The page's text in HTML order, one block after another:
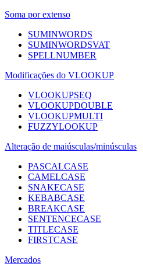
Soma por extenso
SUMINWORDS
SUMINWORDSVAT
SPELLNUMBER
Modificações do VLOOKUP
VLOOKUPSEQ
VLOOKUPDOUBLE
VLOOKUPMULTI
FUZZYLOOKUP
Alteração de maiúsculas/minúsculas
PASCALCASE
CAMELCASE
SNAKECASE
KEBABCASE
BREAKCASE
SENTENCECASE
TITLECASE
FIRSTCASE
Mercados